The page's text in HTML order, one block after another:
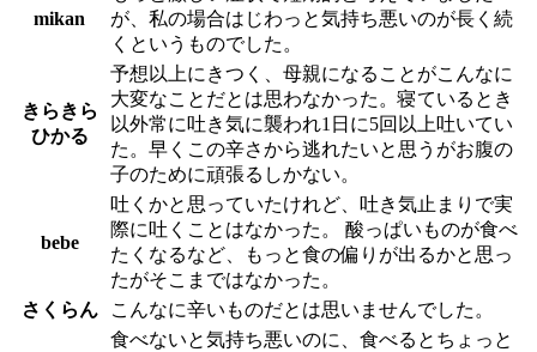
mikan
が、私の場合はじわっと気持ち悪いのが長く続
くというものでした。
きらきら
ひかる
予想以上にきつく、母親になることがこんなに
大変なことだとは思わなかった。寝ているとき
以外常に吐き気に襲われ1日に5回以上吐いてい
た。早くこの辛さから逃れたいと思うがお腹の
子のために頑張るしかない。
bebe
吐くかと思っていたけれど、吐き気止まりで実
際に吐くことはなかった。 酸っぱいものが食べ
たくなるなど、もっと食の偏りが出るかと思っ
たがそこまではなかった。
さくらん
こんなに辛いものだとは思いませんでした。
食べないと気持ち悪いのに、食べるとちょっと